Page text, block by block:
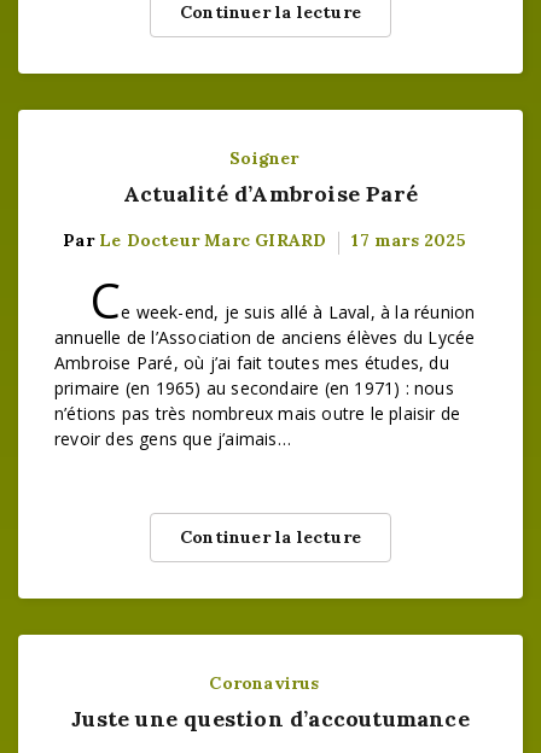
Continuer la lecture
Soigner
Actualité d’Ambroise Paré
Par Le Docteur Marc GIRARD 17 mars 2025
Ce week-end, je suis allé à Laval, à la réunion
annuelle de l’Association de anciens élèves du Lycée
Ambroise Paré, où j’ai fait toutes mes études, du
primaire (en 1965) au secondaire (en 1971) : nous
n’étions pas très nombreux mais outre le plaisir de
revoir des gens que j’aimais…
Continuer la lecture
Coronavirus
Juste une question d’accoutumance